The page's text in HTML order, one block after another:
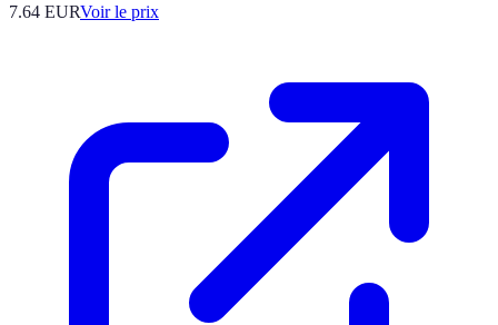
7.64 EURVoir le prix